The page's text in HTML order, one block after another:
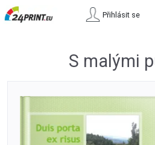
Přihlásit se
S malými